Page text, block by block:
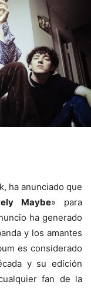
ha anunciado que
Maybe» para
ha generado
y los amantes
es considerado
y su edición
fan de la